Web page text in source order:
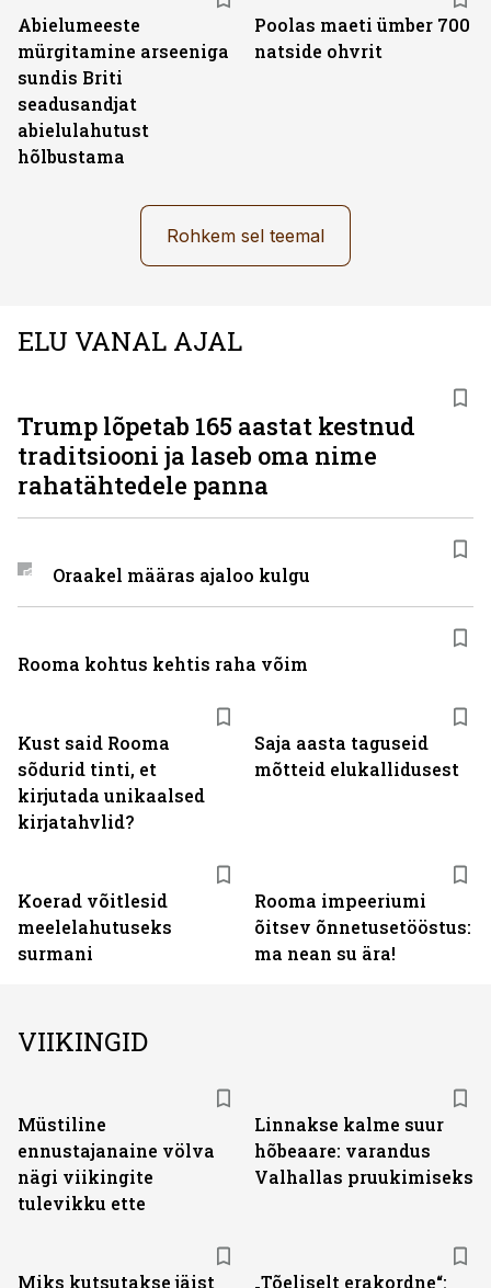
Abielumeeste
mürgitamine arseeniga
sundis Briti
seadusandjat
abielulahutust
hõlbustama
Poolas maeti ümber 700
natside ohvrit
Rohkem sel teemal
ELU VANAL AJAL
Kust said Rooma
sõdurid tinti, et
kirjutada unikaalsed
kirjatahvlid?
Saja aasta taguseid
mõtteid elukallidusest
Koerad võitlesid
meelelahutuseks
surmani
Rooma impeeriumi
õitsev õnnetusetööstus:
ma nean su ära!
Trump lõpetab 165 aastat kestnud
traditsiooni ja laseb oma nime
rahatähtedele panna
Oraakel määras ajaloo kulgu
Rooma kohtus kehtis raha võim
VIIKINGID
Müstiline
ennustajanaine völva
nägi viikingite
tulevikku ette
Linnakse kalme suur
hõbeaare: varandus
Valhallas pruukimiseks
Miks kutsutakse jäist
„Tõeliselt erakordne“: